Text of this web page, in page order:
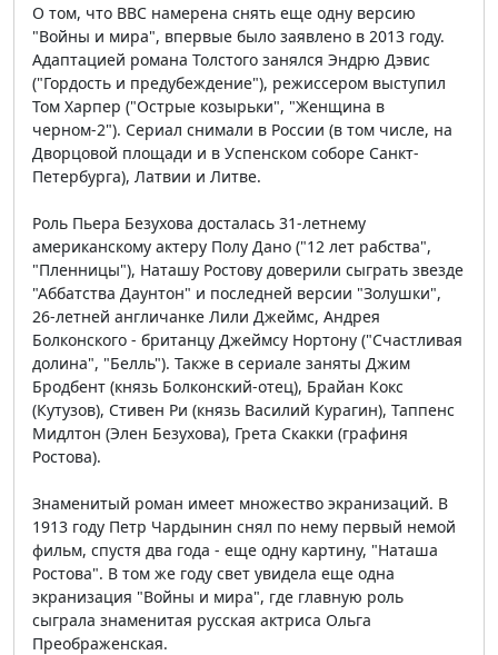
О том, что ВВС намерена снять еще одну версию
"Войны и мира", впервые было заявлено в 2013 году.
Адаптацией романа Толстого занялся Эндрю Дэвис
("Гордость и предубеждение"), режиссером выступил
Том Харпер ("Острые козырьки", "Женщина в
черном-2"). Сериал снимали в России (в том числе, на
Дворцовой площади и в Успенском соборе Санкт-
Петербурга), Латвии и Литве.
Роль Пьера Безухова досталась 31-летнему
американскому актеру Полу Дано ("12 лет рабства",
"Пленницы"), Наташу Ростову доверили сыграть звезде
"Аббатства Даунтон" и последней версии "Золушки",
26-летней англичанке Лили Джеймс, Андрея
Болконского - британцу Джеймсу Нортону ("Счастливая
долина", "Белль"). Также в сериале заняты Джим
Бродбент (князь Болконский-отец), Брайан Кокс
(Кутузов), Стивен Ри (князь Василий Курагин), Таппенс
Мидлтон (Элен Безухова), Грета Скакки (графиня
Ростова).
Знаменитый роман имеет множество экранизаций. В
1913 году Петр Чардынин снял по нему первый немой
фильм, спустя два года - еще одну картину, "Наташа
Ростова". В том же году свет увидела еще одна
экранизация "Войны и мира", где главную роль
сыграла знаменитая русская актриса Ольга
Преображенская.